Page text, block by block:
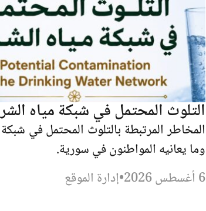
التلوث المحتمل في شبكة مياه
المخاطر المرتبطة بالتلوث المحتمل في
وما يعانيه المواطنون في سورية.
6 أغسطس 2026
•إدارة الموقع